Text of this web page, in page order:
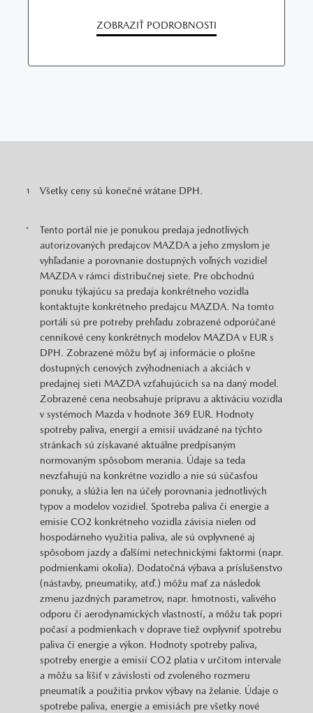
ZOBRAZIŤ PODROBNOSTI
1 Všetky ceny sú konečné vrátane DPH.
*
Tento portál nie je ponukou predaja jednotlivých
autorizovaných predajcov MAZDA a jeho zmyslom je
vyhľadanie a porovnanie dostupných voľných vozidiel
MAZDA v rámci distribučnej siete. Pre obchodnú
ponuku týkajúcu sa predaja konkrétneho vozidla
kontaktujte konkrétneho predajcu MAZDA. Na tomto
portáli sú pre potreby prehľadu zobrazené odporúčané
cenníkové ceny konkrétnych modelov MAZDA v EUR s
DPH. Zobrazené môžu byť aj informácie o plošne
dostupných cenových zvýhodneniach a akciách v
predajnej sieti MAZDA vzťahujúcich sa na daný model.
Zobrazené cena neobsahuje prípravu a aktiváciu vozidla
v systémoch Mazda v hodnote 369 EUR. Hodnoty
spotreby paliva, energií a emisií uvádzané na týchto
stránkach sú získavané aktuálne predpísaným
normovaným spôsobom merania. Údaje sa teda
nevzťahujú na konkrétne vozidlo a nie sú súčasťou
ponuky, a slúžia len na účely porovnania jednotlivých
typov a modelov vozidiel. Spotreba paliva či energie a
emisie CO2 konkrétneho vozidla závisia nielen od
hospodárneho využitia paliva, ale sú ovplyvnené aj
spôsobom jazdy a ďalšími netechnickými faktormi (napr.
podmienkami okolia). Dodatočná výbava a príslušenstvo
(nástavby, pneumatiky, atď.) môžu mať za následok
zmenu jazdných parametrov, napr. hmotnosti, valivého
odporu či aerodynamických vlastností, a môžu tak popri
počasí a podmienkach v doprave tiež ovplyvniť spotrebu
paliva či energie a výkon. Hodnoty spotreby paliva,
spotreby energie a emisií CO2 platia v určitom intervale
a môžu sa líšiť v závislosti od zvoleného rozmeru
pneumatík a použitia prvkov výbavy na želanie. Údaje o
spotrebe paliva, energie a emisiách pre všetky nové